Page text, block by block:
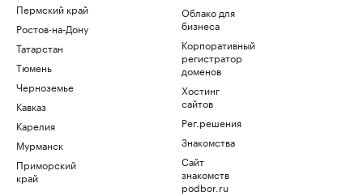
Пермский край
Ростов-на-Дону
Татарстан
Тюмень
Черноземье
Кавказ
Карелия
Мурманск
Приморский
край
Облако для
бизнеса
Корпоративный
регистратор
доменов
Хостинг
сайтов
Рег.решения
Знакомства
Сайт
знакомств
podbor.ru